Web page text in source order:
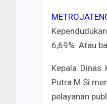
6,69%. Atau
Kepala Dinas
Putra M.Si
pelayanan